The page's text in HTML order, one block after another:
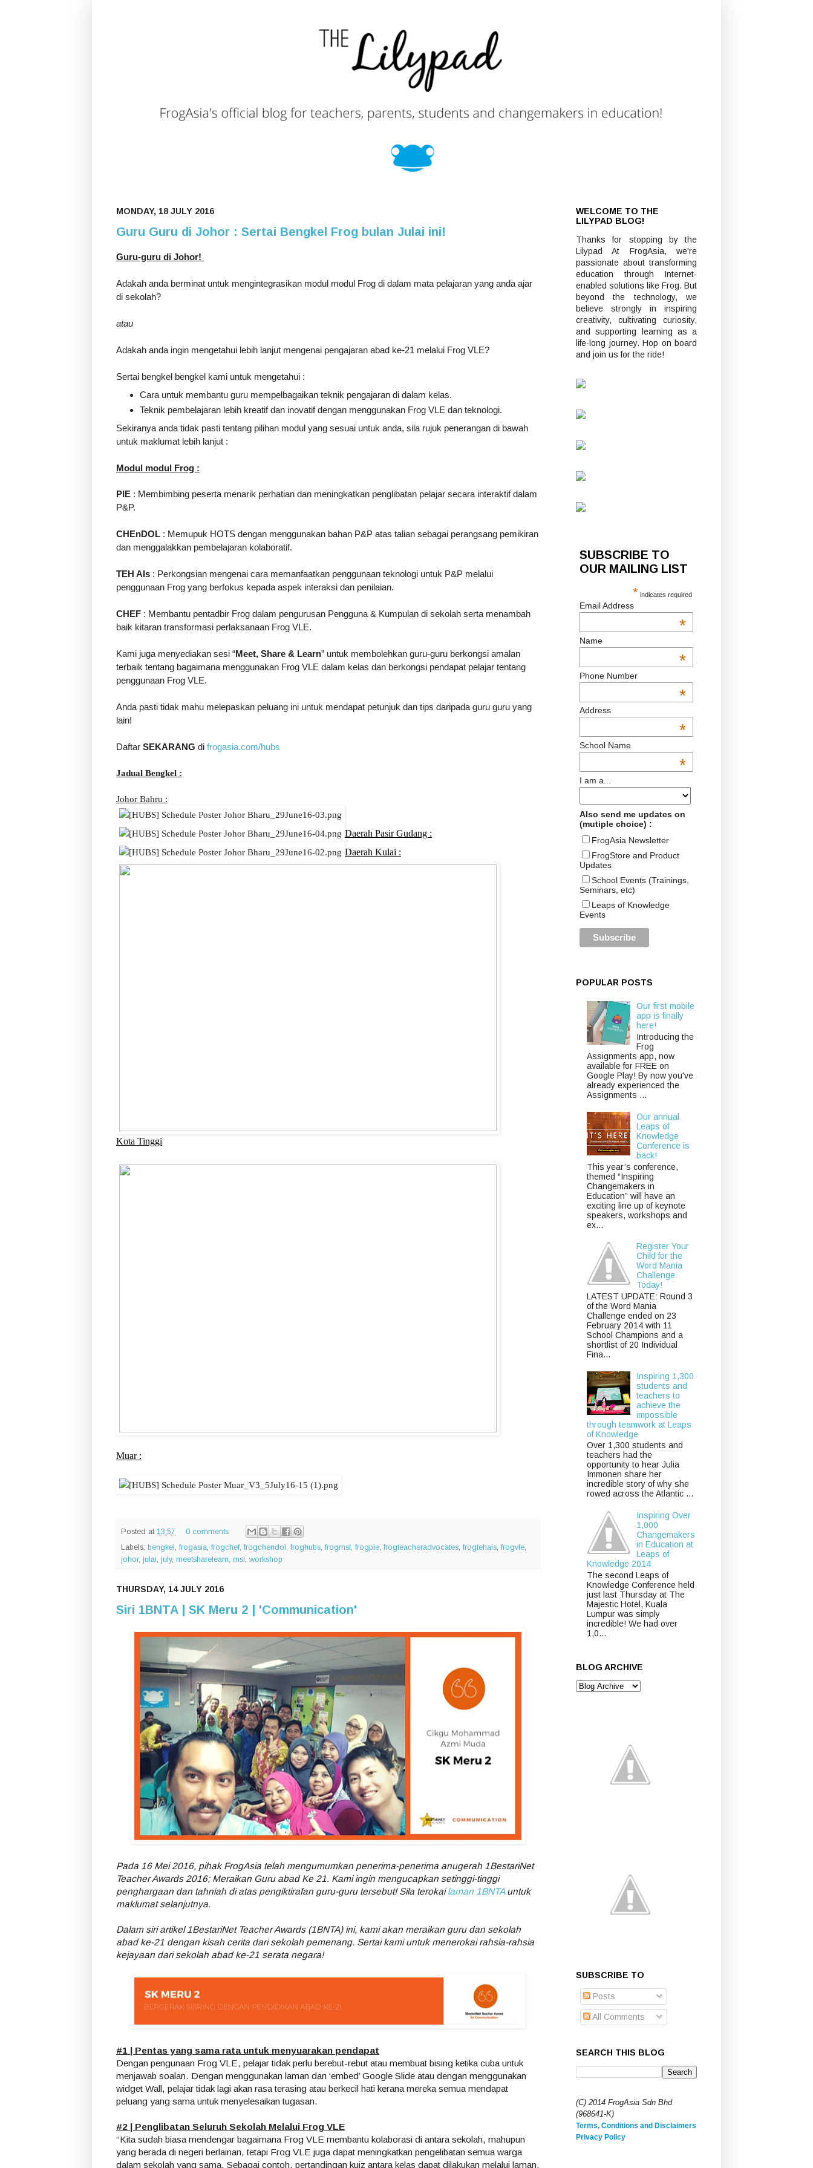
MONDAY, 18 JULY 2016
Guru Guru di Johor : Sertai Bengkel Frog bulan Julai ini!
Guru-guru di Johor!
Adakah anda berminat untuk mengintegrasikan modul modul Frog di dalam mata pelajaran yang anda ajar
di sekolah?
atau
Adakah anda ingin mengetahui lebih lanjut mengenai pengajaran abad ke-21 melalui Frog VLE?
Sertai bengkel bengkel kami untuk mengetahui :
Cara untuk membantu guru mempelbagaikan teknik pengajaran di dalam kelas.
Teknik pembelajaran lebih kreatif dan inovatif dengan menggunakan Frog VLE dan teknologi.
Sekiranya anda tidak pasti tentang pilihan modul yang sesuai untuk anda, sila rujuk penerangan di bawah
untuk maklumat lebih lanjut :
Modul modul Frog :
PIE : Membimbing peserta menarik perhatian dan meningkatkan penglibatan pelajar secara interaktif dalam
P&P.
CHEnDOL : Memupuk HOTS dengan menggunakan bahan P&P atas talian sebagai perangsang pemikiran
dan menggalakkan pembelajaran kolaboratif.
TEH AIs : Perkongsian mengenai cara memanfaatkan penggunaan teknologi untuk P&P melalui
penggunaan Frog yang berfokus kepada aspek interaksi dan penilaian.
CHEF : Membantu pentadbir Frog dalam pengurusan Pengguna & Kumpulan di sekolah serta menambah
baik kitaran transformasi perlaksanaan Frog VLE.
Kami juga menyediakan sesi “Meet, Share & Learn” untuk membolehkan guru-guru berkongsi amalan
terbaik tentang bagaimana menggunakan Frog VLE dalam kelas dan berkongsi pendapat pelajar tentang
penggunaan Frog VLE.
Anda pasti tidak mahu melepaskan peluang ini untuk mendapat petunjuk dan tips daripada guru guru yang
lain!
Daftar SEKAR​A​NG di frogasia.com/hubs
Jadual Bengkel :
Johor Bahru :
Daerah Pasir Gudang :
Daerah Kulai :
Kota Tinggi
Muar :
Posted at 13:57
0 comments
Labels: bengkel , frogasia, frogchef, frogchendol , froghubs, frogmsl , frogpie, frogteacheradvocates, frogtehais, frogvle,
johor, julai, july, meetsharelearn, msl , workshop
THURSDAY, 14 JULY 2016
Siri 1BNTA | SK Meru 2 | 'Communication'
Pada 16 Mei 2016, pihak FrogAsia telah mengumumkan penerima-penerima anugerah 1BestariNet
Teacher Awards 2016; Meraikan Guru abad Ke 21. Kami ingin mengucapkan setinggi-tinggi
penghargaan dan tahniah di atas pengiktirafan guru-guru tersebut! Sila terokailaman 1BNTAuntuk
maklumat selanjutnya.
Dalam siri artikel 1BestariNet Teacher Awards (1BNTA) ini, kami akan meraikan guru dan sekolah
abad ke-21 dengan kisah cerita dari sekolah pemenang. Sertai kami untuk menerokai rahsia-rahsia
kejayaan dari sekolah abad ke-21 serata negara!
#1 | Pentas yang sama rata untuk menyuarakan pendapat
Dengan pengunaan Frog VLE, pelajar tidak perlu berebut-rebut atau membuat bising ketika cuba untuk
menjawab soalan. Dengan menggunakan laman dan ‘embed’ Google Slide atau dengan menggunakan
widget Wall, pelajar tidak lagi akan rasa terasing atau berkecil hati kerana mereka semua mendapat
peluang yang sama untuk menyelesaikan tugasan.
#2 | Penglibatan Seluruh Sekolah Melalui Frog VLE
“Kita sudah biasa mendengar bagaimana Frog VLE membantu kolaborasi di antara sekolah, mahupun
yang berada di negeri berlainan, tetapi Frog VLE juga dapat meningkatkan pengelibatan semua warga
dalam sekolah yang sama. Sebagai contoh, pertandingan kuiz antara kelas dapat dilakukan melalui laman.
WELCOME TO THE
LILYPAD BLOG!
Thanks for stopping by the
Lilypad At FrogAsia, we're
passionate about transforming
education through Internet-
enabled solutions like Frog. But
beyond the technology, we
believe strongly in inspiring
creativity, cultivating curiosity,
and supporting learning as a
life-long journey. Hop on board
and join us for the ride!
SUBSCRIBE TO
OUR MAILING LIST
* indicates required
Email Address
*
Name
*
Phone Number
*
Address
*
School Name
*
I am a...
Also send me updates on
(mutiple choice) :
FrogAsia Newsletter
FrogStore and Product
Updates
School Events (Trainings,
Seminars, etc)
Leaps of Knowledge
Events
POPULAR POSTS
Our first mobile
app is finally
here!
Introducing the
Frog
Assignments app, now
available for FREE on
Google Play! By now you've
already experienced the
Assignments ...
Our annual
Leaps of
Knowledge
Conference is
back!
This year’s conference,
themed “Inspiring
Changemakers in
Education” will have an
exciting line up of keynote
speakers, workshops and
ex...
Register Your
Child for the
Word Mania
Challenge
Today!
LATEST UPDATE: Round 3
of the Word Mania
Challenge ended on 23
February 2014 with 11
School Champions and a
shortlist of 20 Individual
Fina...
Inspiring 1,300
students and
teachers to
achieve the
impossible
through teamwork at Leaps
of Knowledge
Over 1,300 students and
teachers had the
opportunity to hear Julia
Immonen share her
incredible story of why she
rowed across the Atlantic ...
Inspiring Over
1,000
Changemakers
in Education at
Leaps of
Knowledge 2014
The second Leaps of
Knowledge Conference held
just last Thursday at The
Majestic Hotel, Kuala
Lumpur was simply
incredible! We had over
1,0...
BLOG ARCHIVE
SUBSCRIBE TO
Posts
All Comments
SEARCH THIS BLOG
(C) 2014 FrogAsia Sdn Bhd
(968641-K)
Terms, Conditions and Disclaimers
Privacy Policy